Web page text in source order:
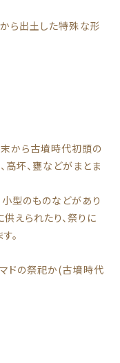
から出土した特殊な形
から古墳時代初頭の
高坏、甕などがまとま
型のものなどがあり
えられたり、祭りに
。
マドの祭祀か(古墳時代